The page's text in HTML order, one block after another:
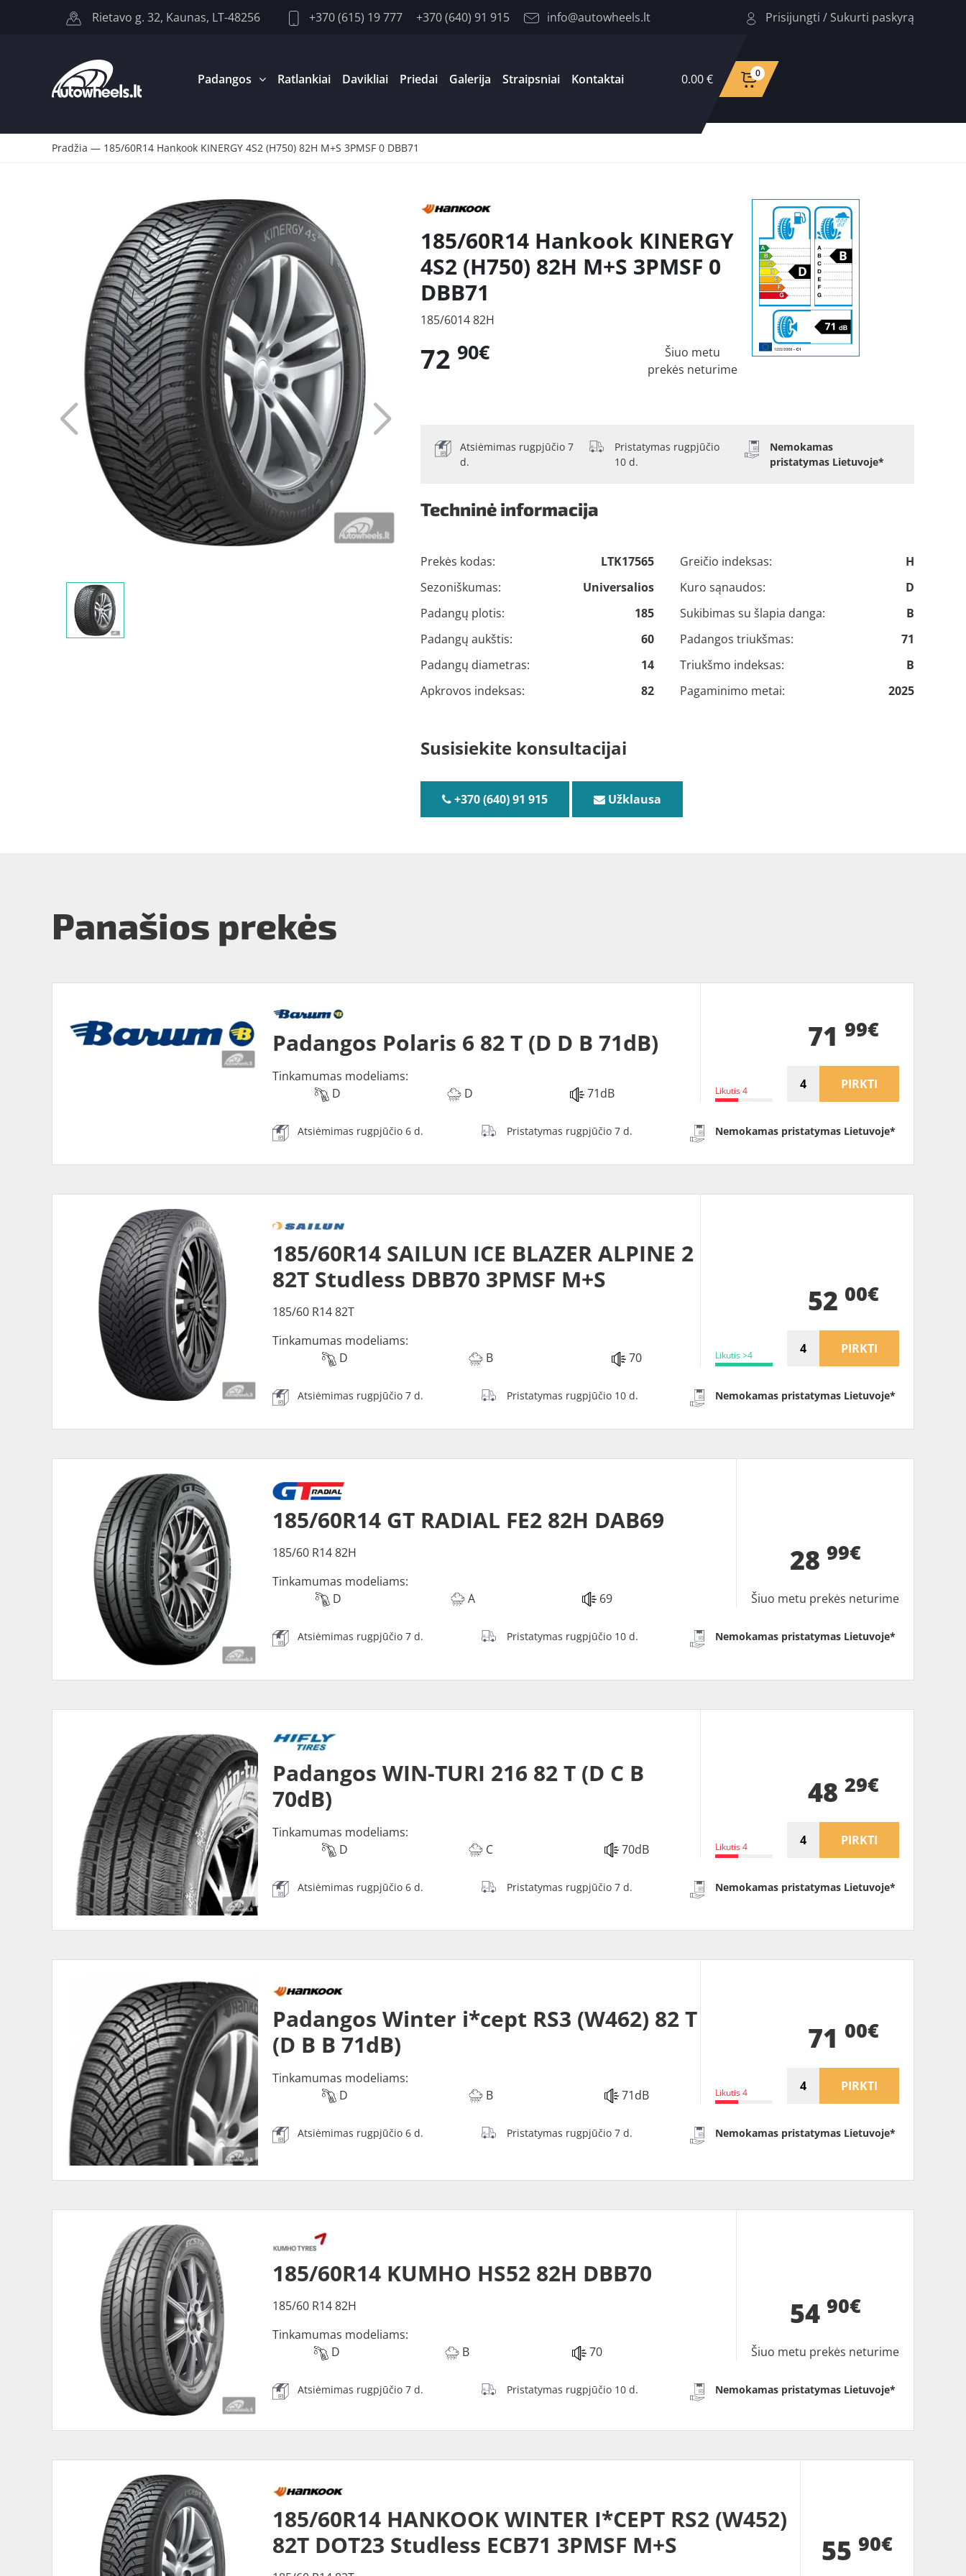
Rietavo g. 32, Kaunas, LT-48256 +370 (615) 19 777 +370 (640) 91 915 info@autowheels.lt Prisijungti / Sukurti paskyrą
Padangos Ratlankiai Davikliai Priedai Galerija Straipsniai Kontaktai 0.00 € 0
Pradžia — 185/60R14 Hankook KINERGY 4S2 (H750) 82H M+S 3PMSF 0 DBB71
185/60R14 Hankook KINERGY
4S2 (H750) 82H M+S 3PMSF 0
DBB71
185/6014 82H
72 90€
Šiuo metu
prekės neturime
Atsiėmimas rugpjūčio 7
d.
Pristatymas rugpjūčio
10 d.
Nemokamas
pristatymas Lietuvoje*
Techninė informacija
Prekės kodas:
LTK17565
Sezoniškumas:
Universalios
Padangų plotis:
185
Padangų aukštis:
60
Padangų diametras:
14
Apkrovos indeksas:
82
Greičio indeksas:
H
Kuro sąnaudos:
D
Sukibimas su šlapia danga:
B
Padangos triukšmas:
71
Triukšmo indeksas:
B
Pagaminimo metai:
2025
Susisiekite konsultacijai
+370 (640) 91 915 Užklausa
Panašios prekės
Padangos Polaris 6 82 T (D D B 71dB)
Tinkamumas modeliams:
D
D 71dB Likutis 4
71 99€
PIRKTI
Atsiėmimas rugpjūčio 6 d. Pristatymas rugpjūčio 7 d. Nemokamas pristatymas Lietuvoje*
185/60R14 SAILUN ICE BLAZER ALPINE 2
82T Studless DBB70 3PMSF M+S
185/60 R14 82T
Tinkamumas modeliams:
D
B 70 Likutis >4
52 00€
PIRKTI
Atsiėmimas rugpjūčio 7 d. Pristatymas rugpjūčio 10 d. Nemokamas pristatymas Lietuvoje*
185/60R14 GT RADIAL FE2 82H DAB69
185/60 R14 82H
Tinkamumas modeliams:
D
A 69
28 99€
Šiuo metu prekės neturime
Atsiėmimas rugpjūčio 7 d. Pristatymas rugpjūčio 10 d. Nemokamas pristatymas Lietuvoje*
Padangos WIN-TURI 216 82 T (D C B
70dB)
Tinkamumas modeliams:
D
C 70dB Likutis 4
48 29€
PIRKTI
Atsiėmimas rugpjūčio 6 d. Pristatymas rugpjūčio 7 d. Nemokamas pristatymas Lietuvoje*
Padangos Winter i*cept RS3 (W462) 82 T
(D B B 71dB)
Tinkamumas modeliams:
D
B 71dB Likutis 4
71 00€
PIRKTI
Atsiėmimas rugpjūčio 6 d. Pristatymas rugpjūčio 7 d. Nemokamas pristatymas Lietuvoje*
185/60R14 KUMHO HS52 82H DBB70
185/60 R14 82H
Tinkamumas modeliams:
D
B 70
54 90€
Šiuo metu prekės neturime
Atsiėmimas rugpjūčio 7 d. Pristatymas rugpjūčio 10 d. Nemokamas pristatymas Lietuvoje*
185/60R14 HANKOOK WINTER I*CEPT RS2 (W452)
82T DOT23 Studless ECB71 3PMSF M+S
55 90€